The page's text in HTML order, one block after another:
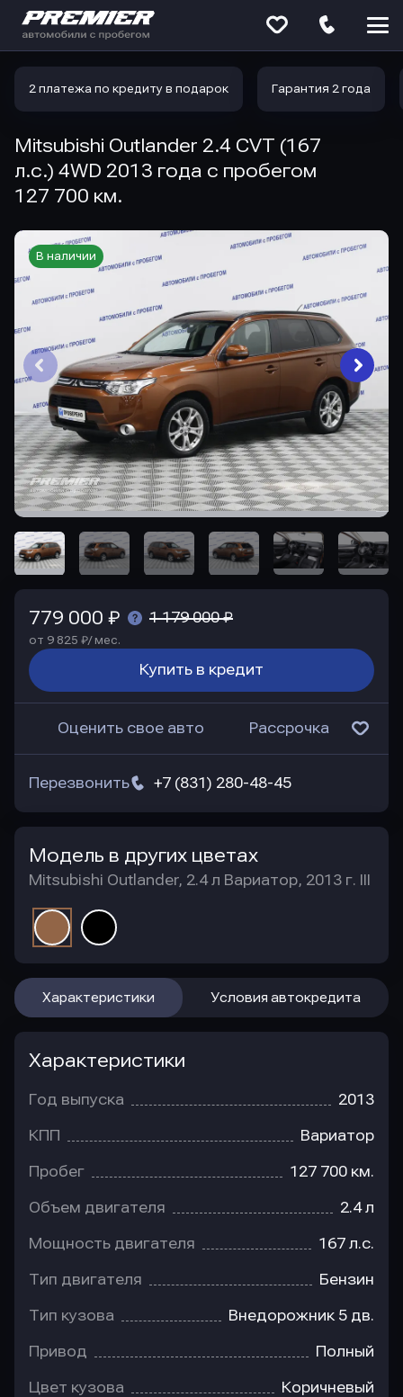
2 платежа по кредиту в подарок Гарантия 2 года
Mitsubishi Outlander 2.4 CVT (167
л.с.) 4WD 2013 года с пробегом
127 700 км.
В наличии
779 000 ₽ 1 179 000 ₽
от 9 825 ₽/ мес.
Купить в кредит
Оценить свое авто Рассрочка
+7 (831) 280-48-45
Перезвонить
Модель в других цветах
Mitsubishi Outlander, 2.4 л Вариатор, 2013 г. III
Характеристики Условия автокредита
Характеристики
Год выпуска 2013
КПП Вариатор
Пробег 127 700 км.
Объем двигателя 2.4 л
Мощность двигателя 167 л.с.
Тип двигателя Бензин
Тип кузова Внедорожник 5 дв.
Привод Полный
Цвет кузова Коричневый